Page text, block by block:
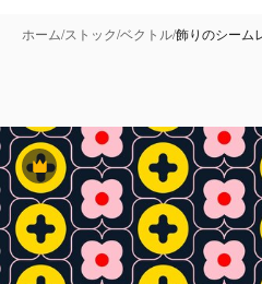
ホーム/ストック/ベクトル/飾りのシーム
Premium